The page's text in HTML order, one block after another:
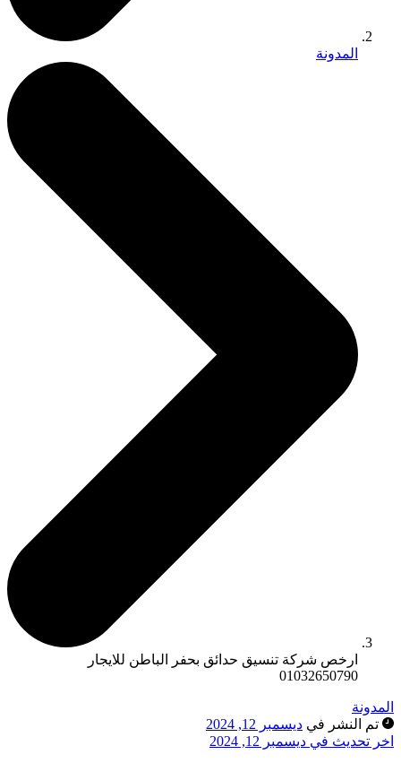
المدونة
ارخص شركة تنسيق حدائق بحفر الباطن للايجار
01032650790
المدونة
تم النشر في ديسمبر 12, 2024
اخر تحديث في ديسمبر 12, 2024